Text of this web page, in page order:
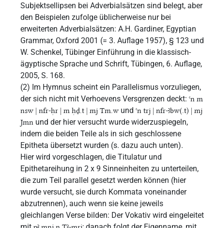
Subjektsellipsen bei Adverbialsätzen sind belegt, aber
den Beispielen zufolge üblicherweise nur bei
erweiterten Adverbialsätzen: A.H. Gardiner, Egyptian
Grammar, Oxford 2001 (= 3. Auflage 1957), § 123 und
W. Schenkel, Tübinger Einführung in die klassisch-
ägyptische Sprache und Schrift, Tübingen, 6. Auflage,
2005, S. 168.
(2) Im Hymnus scheint ein Parallelismus vorzuliegen,
der sich nicht mit Verhoevens Versgrenzen deckt: ꜥn m
nsw | nfr-ḥr | m ḥḏ.t | mj Tm.w und ꜥn trj | nfr-ꜣbw(.t) | mj
Jmn und der hier versucht wurde widerzuspiegeln,
indem die beiden Teile als in sich geschlossene
Epitheta übersetzt wurden (s. dazu auch unten).
Hier wird vorgeschlagen, die Titulatur und
Epithetareihung in 2 x 9 Sinneinheiten zu unterteilen,
die zum Teil parallel gesetzt werden können (hier
wurde versucht, sie durch Kommata voneinander
abzutrennen), auch wenn sie keine jeweils
gleichlangen Verse bilden: Der Vokativ wird eingeleitet